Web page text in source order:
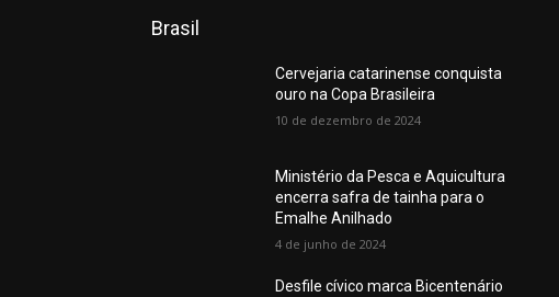
Brasil
Cervejaria catarinense conquista
ouro na Copa Brasileira
10 de dezembro de 2024
Ministério da Pesca e Aquicultura
encerra safra de tainha para o
Emalhe Anilhado
4 de junho de 2024
Desfile cívico marca Bicentenário